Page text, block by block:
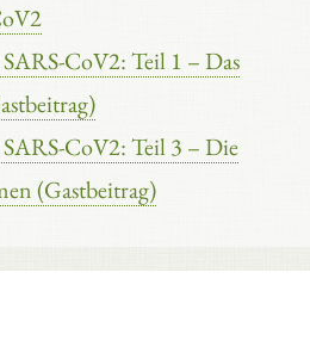
SARS-CoV2: Teil 1 – Das
SARS-CoV2: Teil 3 – Die
(Gastbeitrag)